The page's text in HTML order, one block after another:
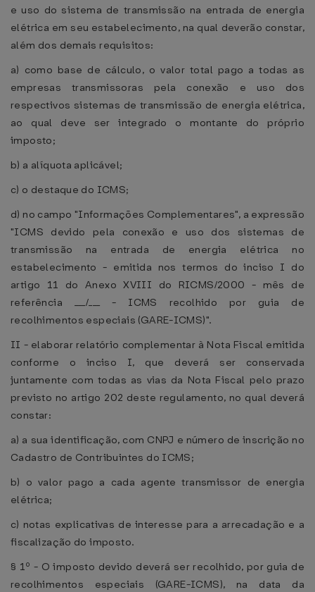
e uso do sistema de transmissão na entrada de energia
elétrica em seu estabelecimento, na qual deverão constar,
além dos demais requisitos:
a) como base de cálculo, o valor total pago a todas as
empresas transmissoras pela conexão e uso dos
respectivos sistemas de transmissão de energia elétrica,
ao qual deve ser integrado o montante do próprio
imposto;
b) a alíquota aplicável;
c) o destaque do ICMS;
d) no campo "Informações Complementares", a expressão
"ICMS devido pela conexão e uso dos sistemas de
transmissão na entrada de energia elétrica no
estabelecimento - emitida nos termos do inciso I do
artigo 11 do Anexo XVIII do RICMS/2000 - mês de
referência ___/___ - ICMS recolhido por guia de
recolhimentos especiais (GARE-ICMS)".
II - elaborar relatório complementar à Nota Fiscal emitida
conforme o inciso I, que deverá ser conservada
juntamente com todas as vias da Nota Fiscal pelo prazo
previsto no artigo 202 deste regulamento, no qual deverá
constar:
a) a sua identificação, com CNPJ e número de inscrição no
Cadastro de Contribuintes do ICMS;
b) o valor pago a cada agente transmissor de energia
elétrica;
c) notas explicativas de interesse para a arrecadação e a
fiscalização do imposto.
§ 1º - O imposto devido deverá ser recolhido, por guia de
recolhimentos especiais (GARE-ICMS), na data da